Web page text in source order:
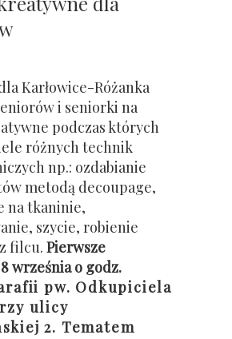
Karłowice-Różanka
i seniorki na
podczas których
różnych technik
np.: ozdabianie
metodą decoupage,
na tkaninie,
szycie, robienie
filcu. Pierwsze
września o godz.
pw. Odkupiciela
ulicy
2. Tematem